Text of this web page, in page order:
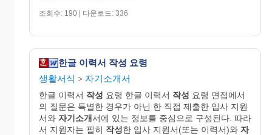
조회수: 190 | 다운로드: 336
한글 이력서 작성 요령
생활서식 > 자기소개서
한글 이력서 작성 요령 한글 이력서 작성 요령 면접에서
의 질문은 특별한 경우가 아닌 한 직접 제출한 입사 지원
서와 자기소개서에 있는 정보를 중심으로 구성된다. 따라
서 지원자는 필히 작성한 입사 지원서(또는 이력서)와 자